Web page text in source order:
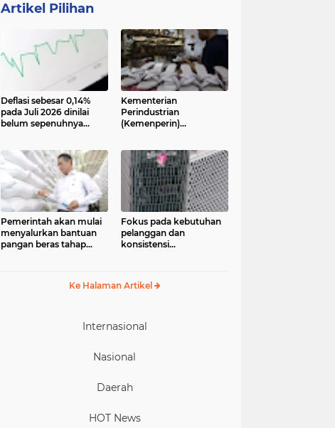
Artikel Pilihan
Deflasi sebesar 0,14%
pada Juli 2026 dinilai
belum sepenuhnya
Pengamat ekonomi
Center of Reform on
Economics (Core)
Indonesia
Kementerian
Perindustrian
(Kemenperin)
(IKM), khususnya sektor
pakaian jadi, alas kaki,
dan alat olahraga,
memiliki peran strategis
dalam memperkuat
perekonomian nasional
Pemerintah akan mulai
menyalurkan bantuan
pangan beras tahap
pangan pemerintah
33.244.408 penerima
Fokus pada kebutuhan
pelanggan dan
konsistensi
Ke Halaman Artikel
Internasional
Nasional
Daerah
HOT News